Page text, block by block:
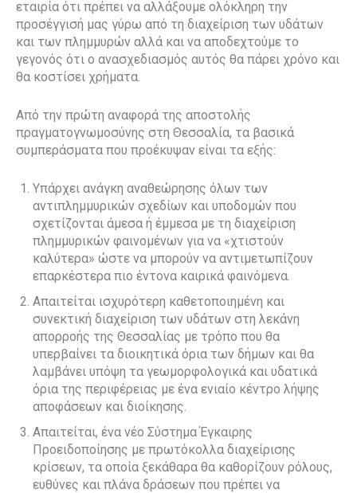
εταιρία ότι πρέπει να αλλάξουμε ολόκληρη την
προσέγγισή μας γύρω από τη διαχείριση των υδάτων
και των πλημμυρών αλλά και να αποδεχτούμε το
γεγονός ότι ο ανασχεδιασμός αυτός θα πάρει χρόνο και
θα κοστίσει χρήματα.
Από την πρώτη αναφορά της αποστολής
πραγματογνωμοσύνης στη Θεσσαλία, τα βασικά
συμπεράσματα που προέκυψαν είναι τα εξής:
Υπάρχει ανάγκη αναθεώρησης όλων των
αντιπλημμυρικών σχεδίων και υποδομών που
σχετίζονται άμεσα ή έμμεσα με τη διαχείριση
πλημμυρικών φαινομένων για να «χτιστούν
καλύτερα» ώστε να μπορούν να αντιμετωπίζουν
επαρκέστερα πιο έντονα καιρικά φαινόμενα.
Απαιτείται ισχυρότερη καθετοποιημένη και
συνεκτική διαχείριση των υδάτων στη λεκάνη
απορροής της Θεσσαλίας με τρόπο που θα
υπερβαίνει τα διοικητικά όρια των δήμων και θα
λαμβάνει υπόψη τα γεωμορφολογικά και υδατικά
όρια της περιφέρειας με ένα ενιαίο κέντρο λήψης
αποφάσεων και διοίκησης.
Απαιτείται, ένα νέο Σύστημα Έγκαιρης
Προειδοποίησης με πρωτόκολλα διαχείρισης
κρίσεων, τα οποία ξεκάθαρα θα καθορίζουν ρόλους,
ευθύνες και πλάνα δράσεων που πρέπει να